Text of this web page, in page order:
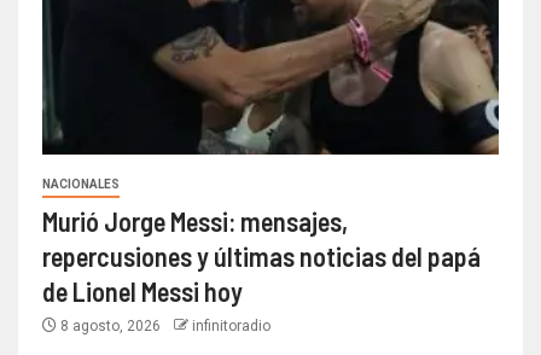
NACIONALES
Murió Jorge Messi: mensajes,
repercusiones y últimas noticias del papá
de Lionel Messi hoy
8 agosto, 2026 infinitoradio